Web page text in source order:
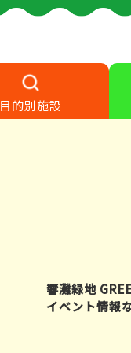
目的別施設
響灘緑地
イベント情報